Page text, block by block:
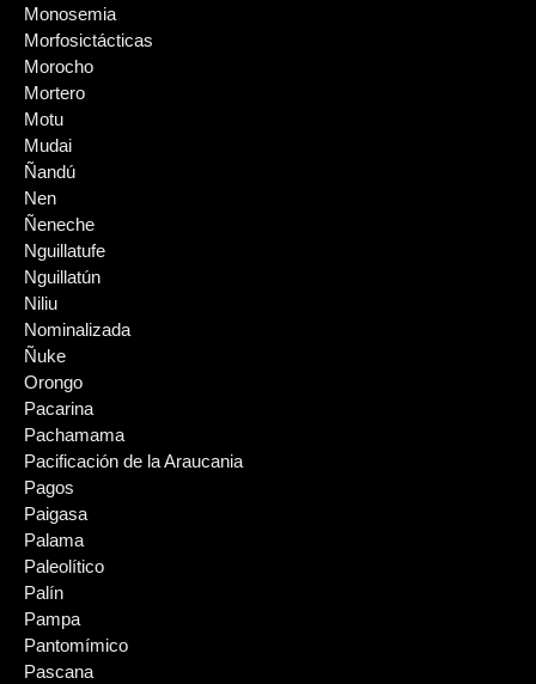
Monosemia
Morfosictácticas
Morocho
Mortero
Motu
Mudai
Ñandú
Nen
Ñeneche
Nguillatufe
Nguillatún
Niliu
Nominalizada
Ñuke
Orongo
Pacarina
Pachamama
Pacificación de la Araucania
Pagos
Paigasa
Palama
Paleolítico
Palín
Pampa
Pantomímico
Pascana